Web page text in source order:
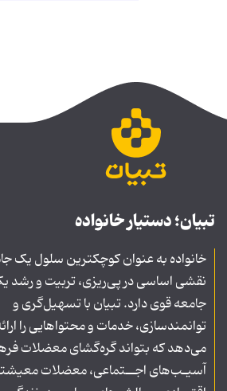
تبیان؛ دستیار خانواده
خانواده به عنوان کوچکترین سلول یک
نقشی اساسی در پی‌ریزی، تربیت و رشد
جامعه قوی دارد. تبیان با تسهیل‌گری و
توانمندسازی، خدمات و محتواهایی را
می‌دهد که بتواند گره‌گشای معضلات
آسیـب‌های اجــتماعی، معضلات